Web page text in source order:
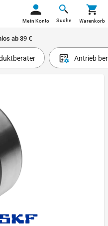
Suche
Mein Konto Warenkorb
ab 39 €
Antrieb